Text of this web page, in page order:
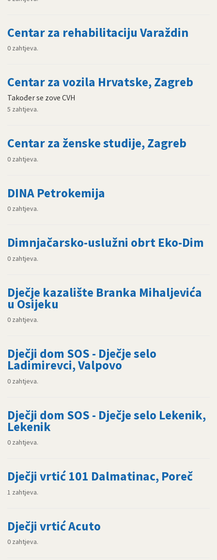
Centar za rehabilitaciju Varaždin
0 zahtjeva.
Centar za vozila Hrvatske, Zagreb
Također se zove CVH
5 zahtjeva.
Centar za ženske studije, Zagreb
0 zahtjeva.
DINA Petrokemija
0 zahtjeva.
Dimnjačarsko-uslužni obrt Eko-Dim
0 zahtjeva.
Dječje kazalište Branka Mihaljevića
u Osijeku
0 zahtjeva.
Dječji dom SOS - Dječje selo
Ladimirevci, Valpovo
0 zahtjeva.
Dječji dom SOS - Dječje selo Lekenik,
Lekenik
0 zahtjeva.
Dječji vrtić 101 Dalmatinac, Poreč
1 zahtjeva.
Dječji vrtić Acuto
0 zahtjeva.